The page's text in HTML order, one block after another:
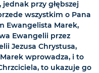
przy głębszej
wszystkim o Pana
Ewangelista Marek,
Ewangelii przez
Jezusa Chrystusa,
wprowadza, i to
to ukazuje go